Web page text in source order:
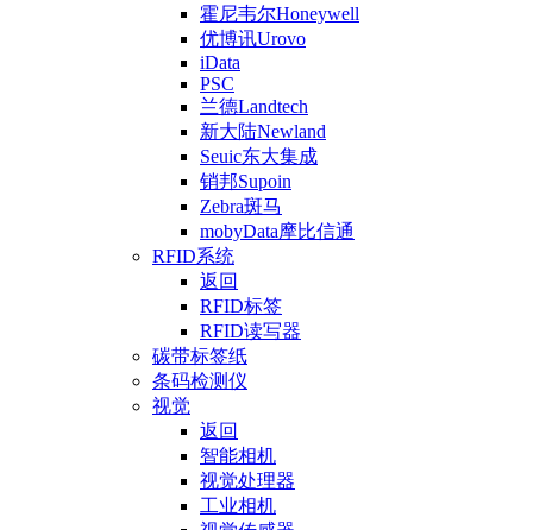
霍尼韦尔Honeywell
优博讯Urovo
iData
PSC
兰德Landtech
新大陆Newland
Seuic东大集成
销邦Supoin
Zebra斑马
mobyData摩比信通
RFID系统
返回
RFID标签
RFID读写器
碳带标签纸
条码检测仪
视觉
返回
智能相机
视觉处理器
工业相机